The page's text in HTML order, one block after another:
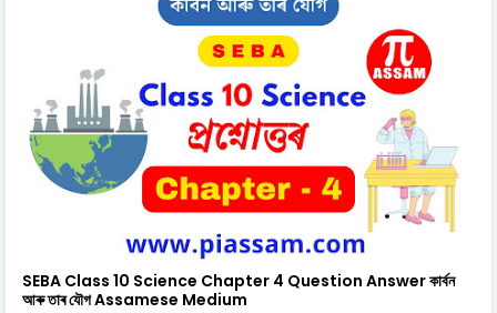
SEBA Class 10 Science Chapter 4 Question Answer কাৰ্বন
আৰু তাৰ যৌগ Assamese Medium